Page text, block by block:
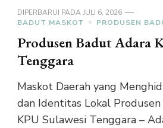
DIPERBARUI PADAJULI 6, 2026
BADUT MASKOT
PRODUSEN
Produsen Badut Adara
Tenggara
Maskot Daerah yang
dan Identitas Lokal
KPU Sulawesi Tenggara –